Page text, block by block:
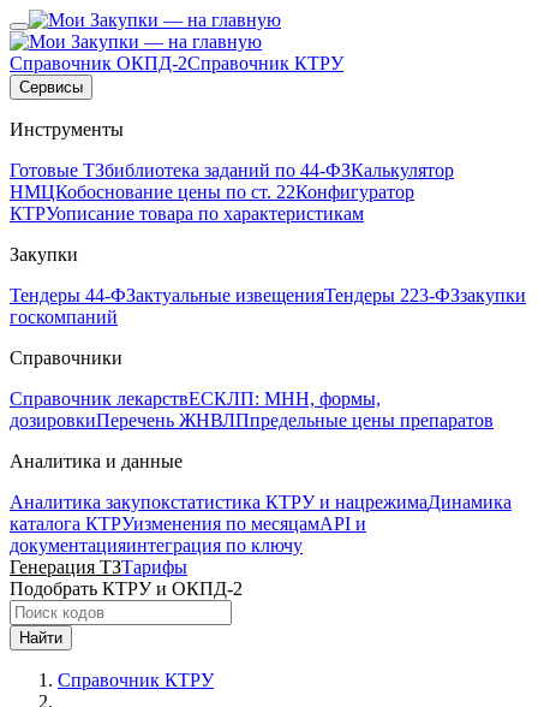
Справочник ОКПД-2Справочник КТРУ
Сервисы
Инструменты
Готовые ТЗбиблиотека заданий по 44-ФЗКалькулятор
НМЦКобоснование цены по ст. 22Конфигуратор
КТРУописание товара по характеристикам
Закупки
Тендеры 44-ФЗактуальные извещенияТендеры 223-ФЗзакупки
госкомпаний
Справочники
Справочник лекарствЕСКЛП: МНН, формы,
дозировкиПеречень ЖНВЛПпредельные цены препаратов
Аналитика и данные
Аналитика закупокстатистика КТРУ и нацрежимаДинамика
каталога КТРУизменения по месяцамAPI и
документацияинтеграция по ключу
Генерация ТЗТарифы
Подобрать КТРУ и ОКПД-2
Найти
Справочник КТРУ